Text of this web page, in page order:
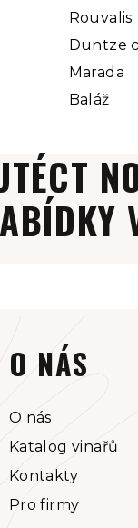
Rouvalis
Duntze
Marada
Baláž
O NÁS
O nás
Katalog vinařů
Kontakty
Pro firmy